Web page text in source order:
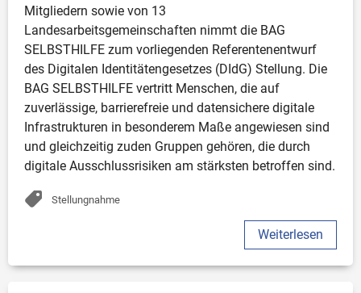
Mitgliedern sowie von 13
Landesarbeitsgemeinschaften nimmt die BAG
SELBSTHILFE zum vorliegenden Referentenentwurf
des Digitalen Identitätengesetzes (DIdG) Stellung. Die
BAG SELBSTHILFE vertritt Menschen, die auf
zuverlässige, barrierefreie und datensichere digitale
Infrastrukturen in besonderem Maße angewiesen sind
und gleichzeitig zuden Gruppen gehören, die durch
digitale Ausschlussrisiken am stärksten betroffen sind.
Stellungnahme
Weiterlesen